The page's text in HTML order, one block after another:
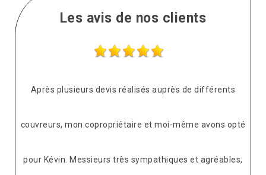
Les avis de nos clients
Après plusieurs devis réalisés auprès de différents
couvreurs, mon copropriétaire et moi-même avons opté
pour Kévin. Messieurs très sympathiques et agréables,